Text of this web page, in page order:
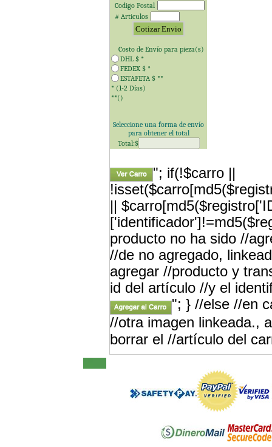
Codigo Postal
# Articulos
Costo de Envío para pieza(s)
DHL $ *
FEDEX $ *
ESTAFETA $ **
* (1-2 Días)
**()
Seleccione una forma de envío
para obtener el total
Total:$
"; if(!$carro ||
||
producto no ha sido //
//de no agregado,
agregar //producto y
id del artículo //y el
"; } //else //en
//otra imagen linkeada.,
borrar el //artículo del